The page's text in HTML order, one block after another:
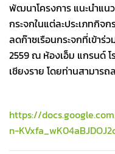
พัฒนาโครงการ แนะนำแน
กระจกในแต่ละประเภทกิจ
ลดก๊าซเรือนกระจกที่เข้าร่
2559 ณ ห้องเอ็ม แกรนด์ โ
เชียงราย โดยท่านสามารถ
https://
n-